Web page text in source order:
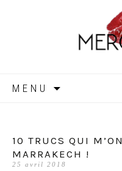
MENU
10 TRUCS QUI
MARRAKECH !
25 avril 2018